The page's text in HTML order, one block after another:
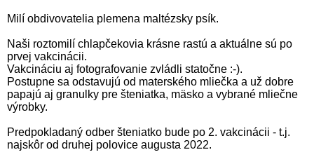
Milí obdivovatelia plemena maltézsky psík.
Naši roztomilí chlapčekovia krásne rastú a aktuálne sú po
prvej vakcinácii.
Vakcináciu aj fotografovanie zvládli statočne :-).
Postupne sa odstavujú od materského mliečka a už dobre
papajú aj granulky pre šteniatka, mäsko a vybrané mliečne
výrobky.
Predpokladaný odber šteniatko bude po 2. vakcinácii - t.j.
najskôr od druhej polovice augusta 2022.